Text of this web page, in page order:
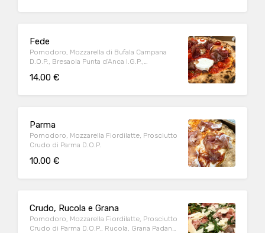
Fede
Pomodoro, Mozzarella di Bufala Campana
D.O.P., Bresaola Punta d'Anca I.G.P.,
14.00 €
Parma
Pomodoro, Mozzarella Fiordilatte, Prosciutto
Crudo di Parma D.O.P.
10.00 €
Crudo, Rucola e Grana
Pomodoro, Mozzarella Fiordilatte, Prosciutto
Crudo di Parma D.O.P., Rucola, Grana Padano